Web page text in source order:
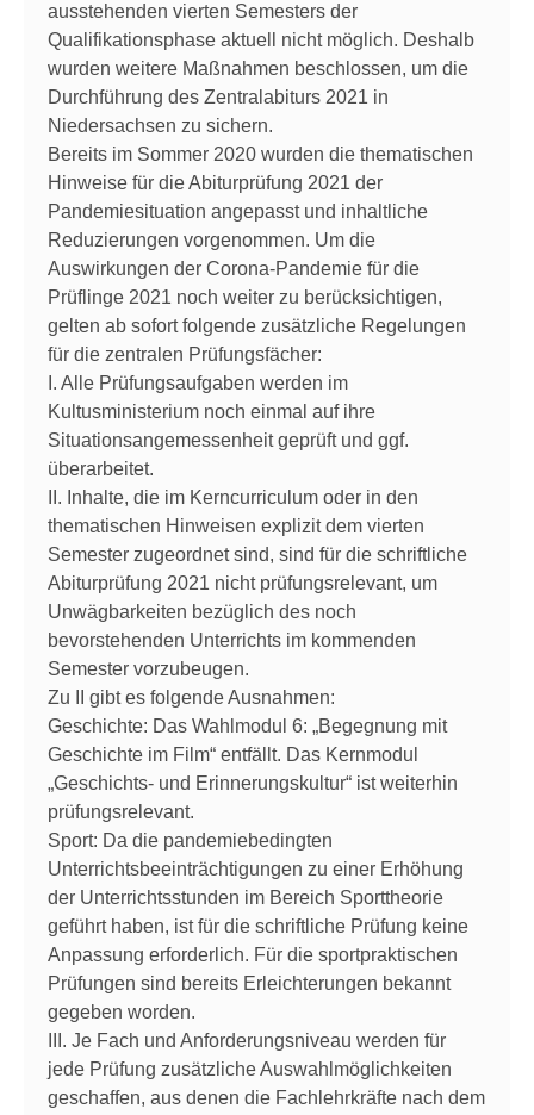
ausstehenden vierten Semesters der
Qualifikationsphase aktuell nicht möglich. Deshalb
wurden weitere Maßnahmen beschlossen, um die
Durchführung des Zentralabiturs 2021 in
Niedersachsen zu sichern.
Bereits im Sommer 2020 wurden die thematischen
Hinweise für die Abiturprüfung 2021 der
Pandemiesituation angepasst und inhaltliche
Reduzierungen vorgenommen. Um die
Auswirkungen der Corona-Pandemie für die
Prüflinge 2021 noch weiter zu berücksichtigen,
gelten ab sofort folgende zusätzliche Regelungen
für die zentralen Prüfungsfächer:
I. Alle Prüfungsaufgaben werden im
Kultusministerium noch einmal auf ihre
Situationsangemessenheit geprüft und ggf.
überarbeitet.
II. Inhalte, die im Kerncurriculum oder in den
thematischen Hinweisen explizit dem vierten
Semester zugeordnet sind, sind für die schriftliche
Abiturprüfung 2021 nicht prüfungsrelevant, um
Unwägbarkeiten bezüglich des noch
bevorstehenden Unterrichts im kommenden
Semester vorzubeugen.
Zu II gibt es folgende Ausnahmen:
Geschichte: Das Wahlmodul 6: „Begegnung mit
Geschichte im Film“ entfällt. Das Kernmodul
„Geschichts- und Erinnerungskultur“ ist weiterhin
prüfungsrelevant.
Sport: Da die pandemiebedingten
Unterrichtsbeeinträchtigungen zu einer Erhöhung
der Unterrichtsstunden im Bereich Sporttheorie
geführt haben, ist für die schriftliche Prüfung keine
Anpassung erforderlich. Für die sportpraktischen
Prüfungen sind bereits Erleichterungen bekannt
gegeben worden.
III. Je Fach und Anforderungsniveau werden für
jede Prüfung zusätzliche Auswahlmöglichkeiten
geschaffen, aus denen die Fachlehrkräfte nach dem